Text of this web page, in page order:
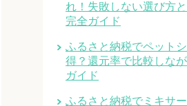
れ！失敗しない選び方
完全ガイド
ふるさと納税でペット
得？還元率で比較しな
ガイド
ふるさと納税でミキサ